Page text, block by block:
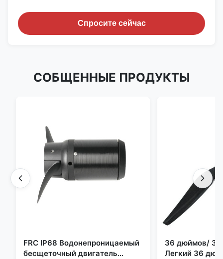
Спросите сейчас
СОБЩЕННЫЕ ПРОДУКТЫ
FRC IP68 Водонепроницаемый
бесщеточный двигатель
36 дюймов/
Легкий 36